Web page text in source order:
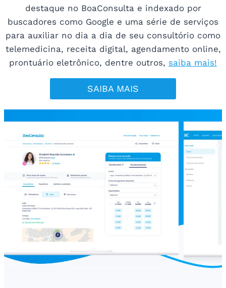
destaque no BoaConsulta e indexado por
buscadores como Google e uma série de serviços
para auxiliar no dia a dia de seu consultório como
telemedicina, receita digital, agendamento online,
prontuário eletrônico, dentre outros, saiba mais!
SAIBA MAIS